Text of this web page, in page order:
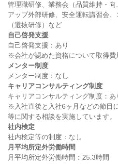
管理職研修、業務会（品質維持・
アップ外部研修、安全運転講習会
自己啓発支援
自己啓発支援：あり
メンター制度
キャリアコンサルティング制度
キャリアコンサルティング制度：あ
※入社直後と入社6ヶ月などの節目
社内検定
月平均所定外労働時間
月平均所定外労働時間：25.3時間